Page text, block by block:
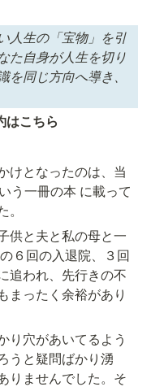
人生の「宝物」を引
た自身が人生を切り
同じ方向へ導き、
はこちら
けとなったのは、当
う一冊の本 に載って
供と夫と私の母と一
６回の入退院、３回
追われ、先行きの不
まったく余裕があり
り穴があいてるよう
うと疑問ばかり湧
りませんでした。そ